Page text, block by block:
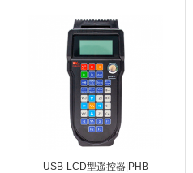
USB-LCD型遥控器|PHB